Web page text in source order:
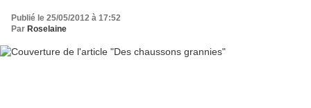
Publié le 25/05/2012 à 17:52
Par Roselaine